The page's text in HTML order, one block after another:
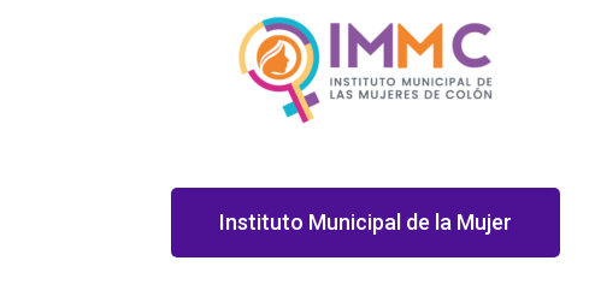
Instituto Municipal de la Mujer